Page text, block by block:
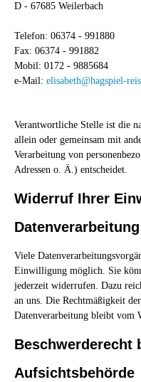
D - 67685 Weilerbach
Telefon: 06374 - 991880
Fax: 06374 - 991882
Mobil: 0172 - 9885684
e-Mail: elisabeth@hagspiel-
Verantwortliche Stelle ist die
allein oder gemeinsam mit
Verarbeitung von
Adressen o. Ä.) entscheidet.
Widerruf Ihrer
Datenverarbeitung
Viele
Einwilligung möglich. Sie
jederzeit widerrufen. Dazu
an uns. Die Rechtmäßigkeit
Datenverarbeitung bleibt vom
Beschwerderecht
Aufsichtsbehörde